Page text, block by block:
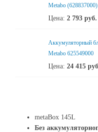
Metabo (628837000)
Цена: 2 793 руб.
Аккумуляторный
Metabo 625549000
Цена: 24 415
metaBox 145L
Без